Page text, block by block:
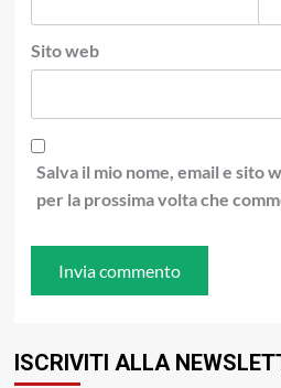
Sito web
Salva il mio nome, email e sito
per la prossima volta che
ISCRIVITI ALLA